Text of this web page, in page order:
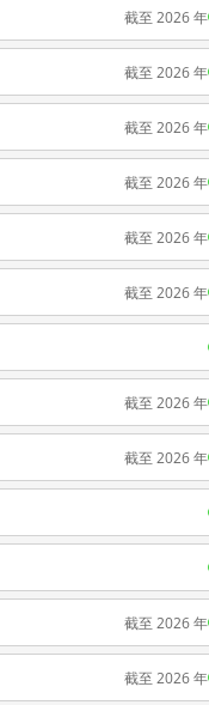
截至 2026 年
截至 2026 年
截至 2026 年
截至 2026 年
截至 2026 年
截至 2026 年
截至 2026 年
截至 2026 年
截至 2026 年
截至 2026 年